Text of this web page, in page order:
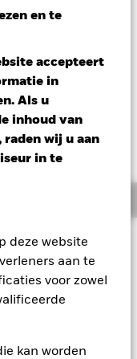
en te
accepteert
in
Als u
inhoud van
raden wij u aan
in te
deze website
aan te
voor zowel
kan worden
op uw
en
Het Fonds belegt
activa in
van de